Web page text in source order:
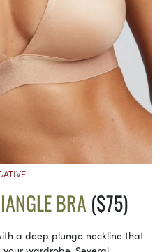
BRA ($75)
a deep plunge neckline that